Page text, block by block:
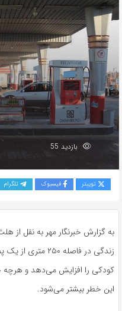
بازدید 55
توییتر فیسبوک تلگرام
به گزارش خبرنگار مهر به نقل از
زندگی در فاصله
کودکی را افزایش می‌دهد و هرچه
این خطر بیشتر می‌شود.